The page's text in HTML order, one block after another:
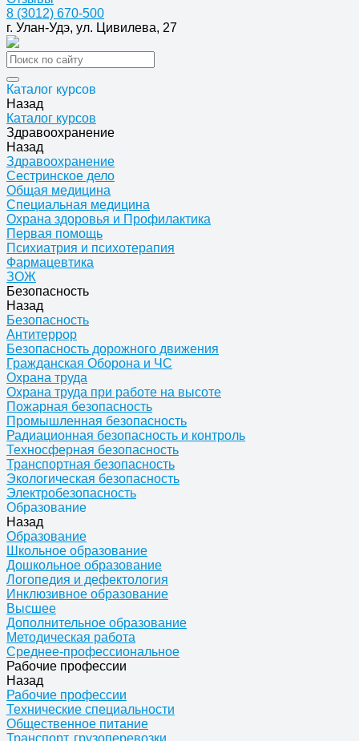
8 (3012) 670-500
г. Улан-Удэ, ул. Цивилева, 27
Каталог курсов
Назад
Каталог курсов
Здравоохранение
Назад
Здравоохранение
Сестринское дело
Общая медицина
Специальная медицина
Охрана здоровья и Профилактика
Первая помощь
Психиатрия и психотерапия
Фармацевтика
ЗОЖ
Безопасность
Назад
Безопасность
Антитеррор
Безопасность дорожного движения
Гражданская Оборона и ЧС
Охрана труда
Охрана труда при работе на высоте
Пожарная безопасность
Промышленная безопасность
Радиационная безопасность и контроль
Техносферная безопасность
Транспортная безопасность
Экологическая безопасность
Электробезопасность
Образование
Назад
Образование
Школьное образование
Дошкольное образование
Логопедия и дефектология
Инклюзивное образование
Высшее
Дополнительное образование
Методическая работа
Среднее-профессиональное
Рабочие профессии
Назад
Рабочие профессии
Технические специальности
Общественное питание
Транспорт, грузоперевозки